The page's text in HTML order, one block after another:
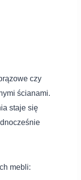
czy
ścianami.
staje się
mebli: